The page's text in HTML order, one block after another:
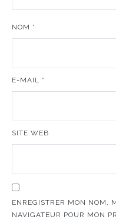
NOM *
E-MAIL *
SITE WEB
ENREGISTRER MON NOM,
NAVIGATEUR POUR MON